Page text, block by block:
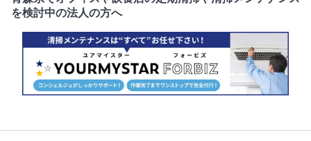
を検討中の法人の方へ